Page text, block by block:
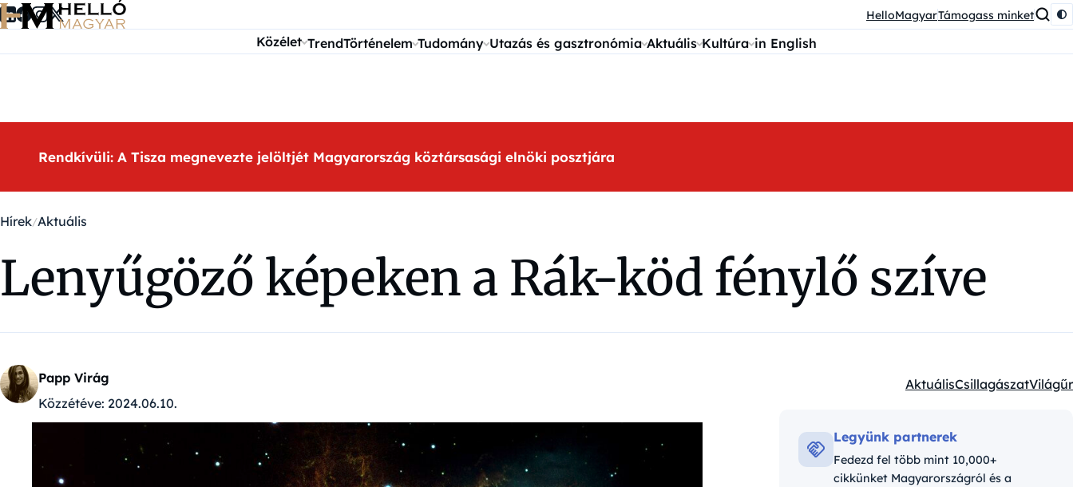
Ugrás a tartalomra HelloMagyarTámogass minket
Közélet TrendTörténelem Tudomány Utazás és gasztronómia Aktuális Kultúra in English
Rendkívüli: A Tisza megnevezte jelöltjét Magyarország köztársasági elnöki posztjára
Hírek Aktuális
Lenyűgöző képeken a Rák-köd fénylő szíve
Papp Virág
Közzétéve: 2024.06.10.
Kategóriák:
AktuálisCsillagászatVilágűr
Legyünk partnerek
Fedezd fel több mint 10,000+
cikkünket Magyarországról és a